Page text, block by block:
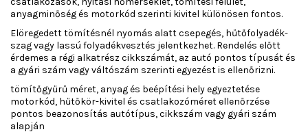
anyagminőség és motorkód szerinti kivitel különösen fontos.
Elöregedett tömítésnél nyomás alatt csepegés, hűtőfolyadék-
szag vagy lassú folyadékvesztés jelentkezhet. Rendelés előtt
érdemes a régi alkatrész cikkszámát, az autó pontos típusát és
a gyári szám vagy váltószám szerinti egyezést is ellenőrizni.
tömítőgyűrű méret, anyag és beépítési hely egyeztetése
motorkód, hűtőkör-kivitel és csatlakozóméret ellenőrzése
pontos beazonosítás autótípus, cikkszám vagy gyári szám
alapján